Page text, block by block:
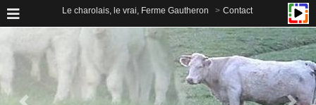
Le charolais, le vrai, Ferme Gautheron Contact